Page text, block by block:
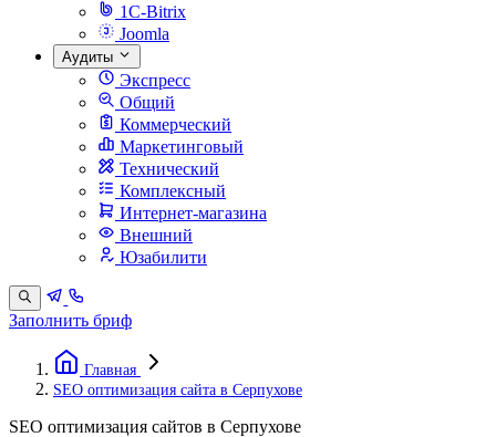
1C-Bitrix
Joomla
Аудиты
Экспресс
Общий
Коммерческий
Маркетинговый
Технический
Комплексный
Интернет-магазина
Внешний
Юзабилити
Заполнить бриф
Главная
SEO оптимизация сайта в Серпухове
SEO оптимизация сайтов в Серпухове